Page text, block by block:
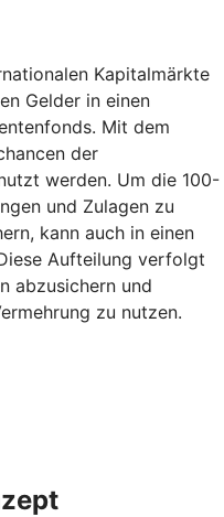
Kapitalmärkte
Gelder in einen
Mit dem
der
werden. Um die 100-
und Zulagen zu
kann auch in einen
Aufteilung verfolgt
abzusichern und
zu nutzen.